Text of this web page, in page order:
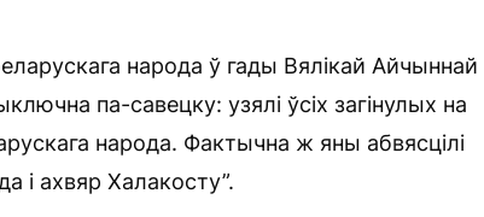
народа ў гады Вялікай Айчыннай
па-савецку: узялі ўсіх загінулых на
народа. Фактычна ж яны абвясцілі
і ахвяр Халакосту”.